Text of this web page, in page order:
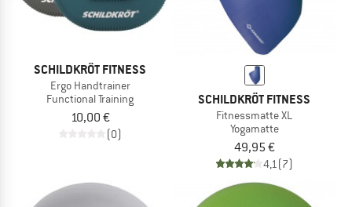
SCHILDKRÖT FITNESS
Ergo Handtrainer
Functional Training
10,00 €
(0)
SCHILDKRÖT FITNESS
Fitnessmatte XL
Yogamatte
49,95 €
4,1(7)